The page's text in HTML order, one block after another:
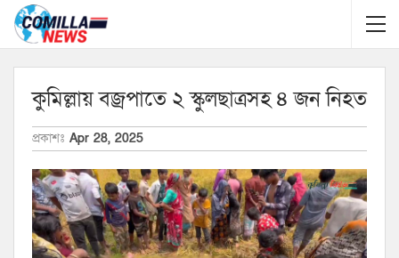
কুমিল্লায় বজ্রপাতে ২ স্কুলছাত্রসহ ৪ জন নিহত
প্রকাশঃ Apr 28, 2025